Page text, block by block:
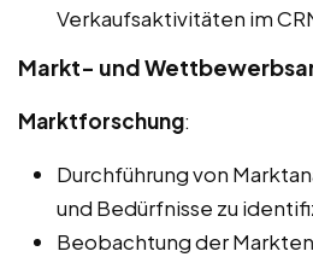
Verkaufsaktivitäten im
Markt- und
Marktforschung:
Durchführung von
und Bedürfnisse zu
Beobachtung der